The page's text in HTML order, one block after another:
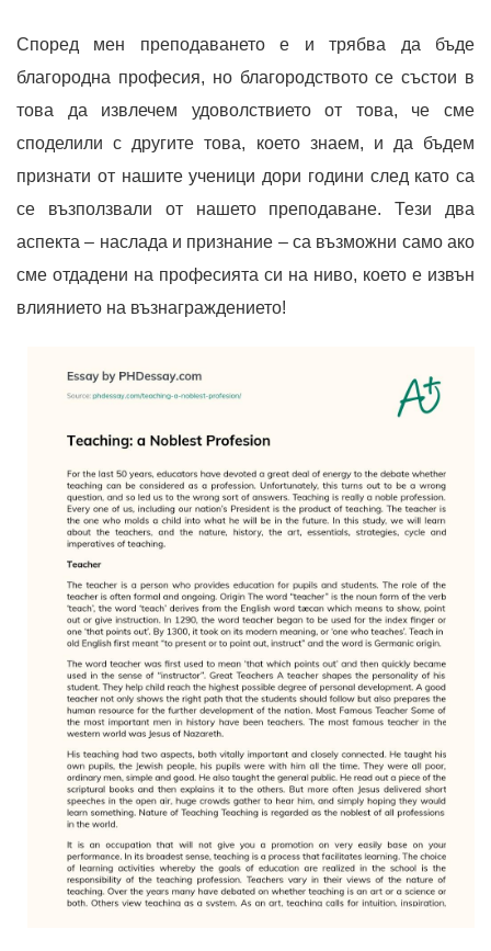
Според мен преподаването е и трябва да бъде
благородна професия, но благородството се състои в
това да извлечем удоволствието от това, че сме
споделили с другите това, което знаем, и да бъдем
признати от нашите ученици дори години след като са
се възползвали от нашето преподаване. Тези два
аспекта – наслада и признание – са възможни само ако
сме отдадени на професията си на ниво, което е извън
влиянието на възнаграждението!